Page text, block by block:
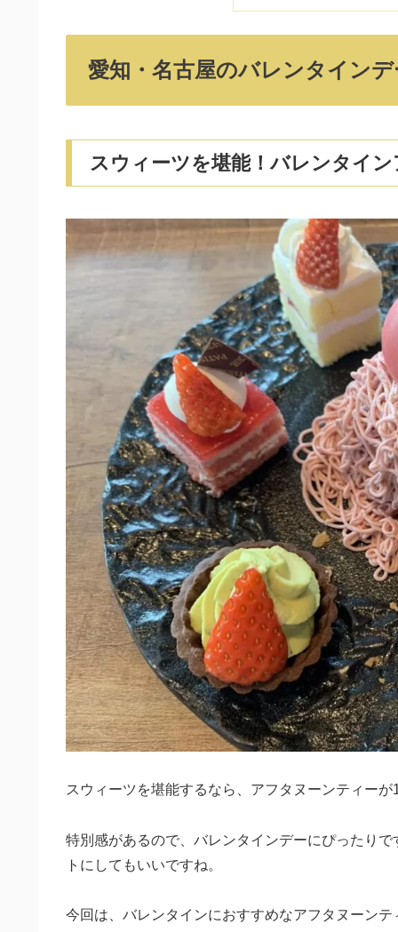
愛知・名古屋のバレンタイン
スウィーツを堪能！バレンタイ
スウィーツを堪能するなら、アフタヌーンティーが
特別感があるので、バレンタインデーにぴったり
トにしてもいいですね。
今回は、バレンタインにおすすめなアフタヌーン